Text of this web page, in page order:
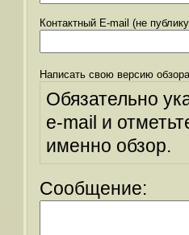
Контактный E-mail (не
Написать свою версию
Обязательно
e-mail и
именно обзор.
Сообщение: